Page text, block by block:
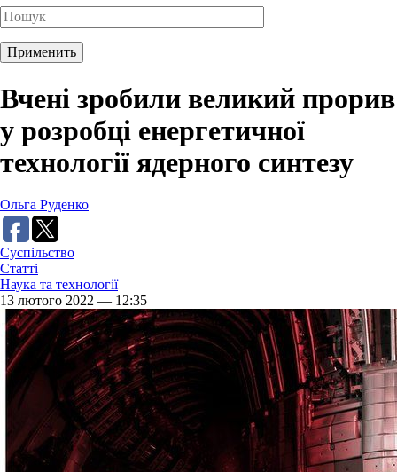
Вчені зробили великий прорив
у розробці енергетичної
технології ядерного синтезу
Ольга Руденко
Суспільство
Статті
Наука та технології
13 лютого 2022 — 12:35